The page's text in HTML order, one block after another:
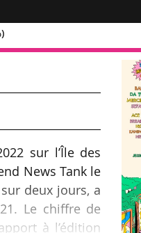
sur l’Île des
News Tank le
deux jours, a
Le chiffre de
à l’édition